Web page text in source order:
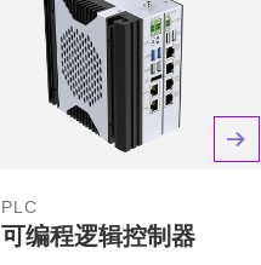
可编程逻辑控制器
PLC
뀠